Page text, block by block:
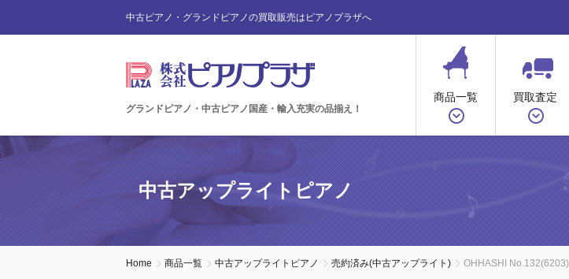
中古ピアノ・グランドピアノの買取販売はピアノプラザへ
グランドピアノ・中古ピアノ国産・輸入充実の品揃え！
商品一覧 買取査定
中古アップライトピアノ
Home 商品一覧 中古アップライトピアノ 売約済み(中古アップライト) OHHASHI No.132(6203)